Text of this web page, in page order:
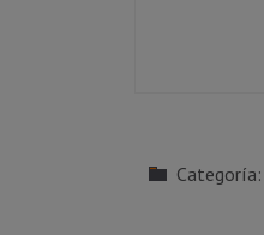
Categoría: